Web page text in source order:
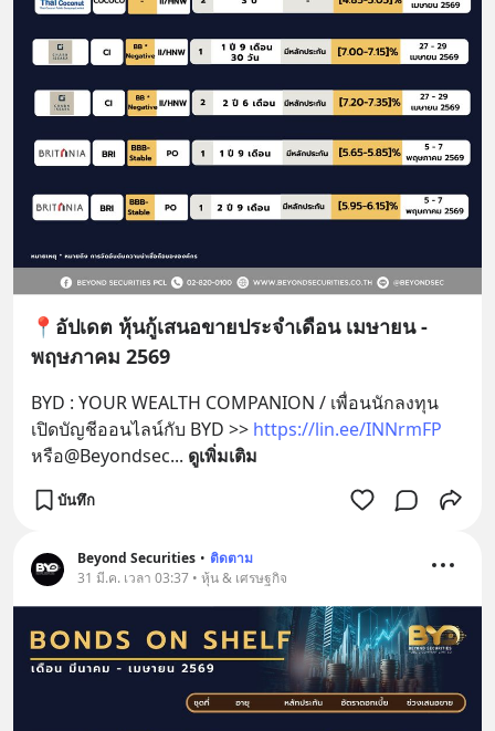
📍อัปเดต หุ้นกู้เสนอขายประจำเดือน เมษายน -
พฤษภาคม 2569
BYD : YOUR WEALTH COMPANION / เพื่อนนักลงทุน
เปิดบัญชีออนไลน์กับ BYD >> https://lin.ee/INNrmFP
หรือ@Beyondsec... ดูเพิ่มเติม
บันทึก
Beyond Securities • ติดตาม
31 มี.ค. เวลา 03:37 • หุ้น & เศรษฐกิจ